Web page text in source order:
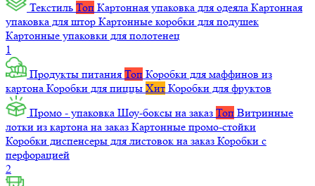
Текстиль Топ Картонная упаковка для одеяла Картонная
упаковка для штор Картонные коробки для подушек
Картонные упаковки для полотенец
1
Продукты питания Топ Коробки для маффинов из
картона Коробки для пиццы Хит Коробки для фруктов
Промо - упаковка Шоу-боксы на заказ Топ Витринные
лотки из картона на заказ Картонные промо-стойки
Коробки диспенсеры для листовок на заказ Коробки с
перфорацией
2